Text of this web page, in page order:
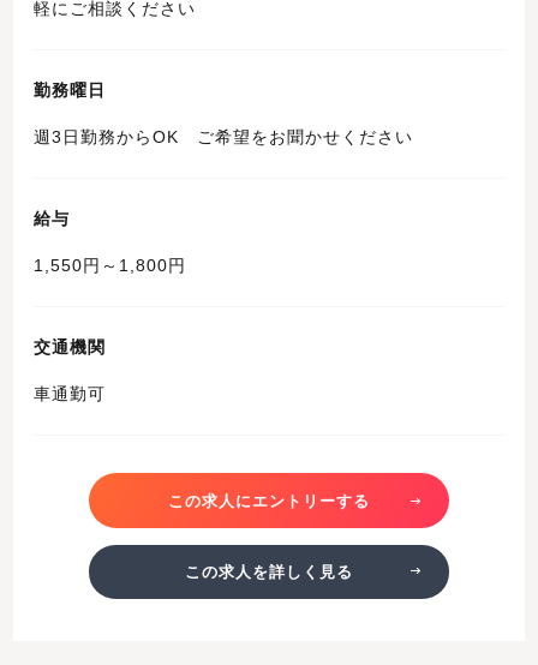
軽にご相談ください
勤務曜日
週3日勤務からOK ご希望をお聞かせください
給与
1,550円～1,800円
交通機関
車通勤可
この求人にエントリーする
この求人を詳しく見る